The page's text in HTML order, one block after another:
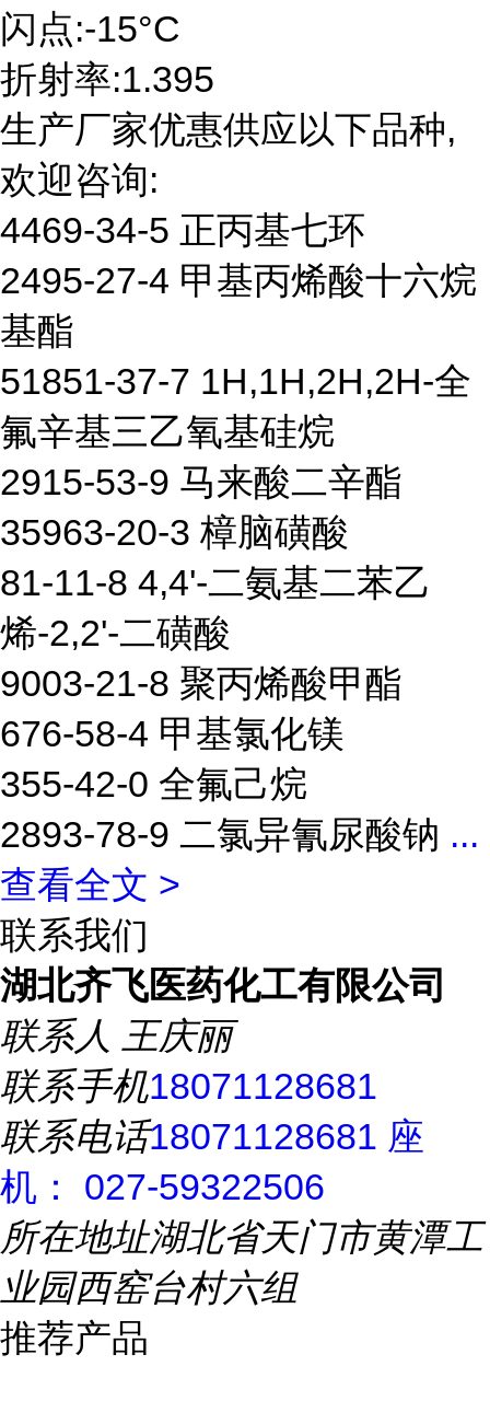
闪点:-15°C
折射率:1.395
生产厂家优惠供应以下品种,
欢迎咨询:
4469-34-5 正丙基七环
2495-27-4 甲基丙烯酸十六烷
基酯
51851-37-7 1H,1H,2H,2H-全
氟辛基三乙氧基硅烷
2915-53-9 马来酸二辛酯
35963-20-3 樟脑磺酸
81-11-8 4,4'-二氨基二苯乙
烯-2,2'-二磺酸
9003-21-8 聚丙烯酸甲酯
676-58-4 甲基氯化镁
355-42-0 全氟己烷
2893-78-9 二氯异氰尿酸钠 ...
查看全文 >
联系我们
湖北齐飞医药化工有限公司
联系人 王庆丽
联系手机18071128681
联系电话18071128681 座
机： 027-59322506
所在地址湖北省天门市黄潭工
业园西窑台村六组
推荐产品